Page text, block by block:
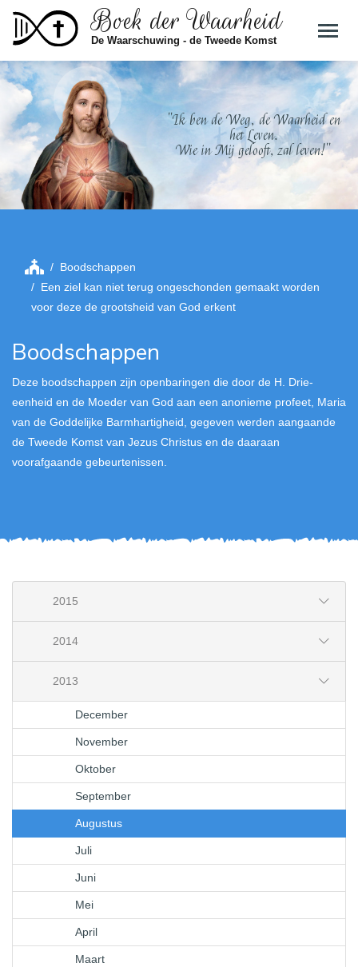
Skip to main contentBoek der Waarheid
De Waarschuwing - de Tweede Komst
"Ik ben de Weg, de Waarheid en
het Leven.
Wie in Mij gelooft, zal leven!"
Boodschappen
Een ziel kan niet terug ongeschonden gemaakt worden
voor deze de grootsheid van God erkent
Boodschappen
Deze boodschappen zijn openbaringen die door de H. Drie-
eenheid en de Moeder van God aan een anonieme profeet, Maria
van de Goddelijke Barmhartigheid, gegeven werden aangaande
de Tweede Komst van Jezus Christus en de daaraan
voorafgaande gebeurtenissen.
2015
2014
2013
December
November
Oktober
September
Augustus
Juli
Juni
Mei
April
Maart